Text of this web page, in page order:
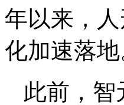
年以来，
化加速落地
此前，智